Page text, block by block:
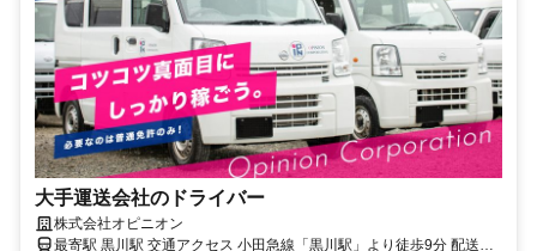
大手運送会社のドライバー
株式会社オピニオン
最寄駅 黒川駅 交通アクセス 小田急線「黒川駅」より徒歩9分 配送エ